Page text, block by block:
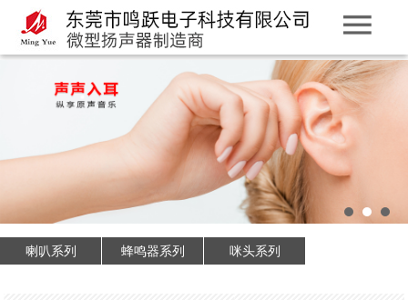
喇叭系列 蜂鸣器系列 咪头系列